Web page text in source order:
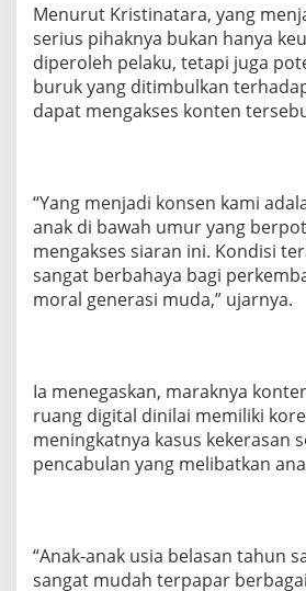
Menurut Kristinatara, yang
serius pihaknya bukan hanya
diperoleh pelaku, tetapi juga
buruk yang ditimbulkan
dapat mengakses konten
“Yang menjadi konsen kami
anak di bawah umur yang
mengakses siaran ini. Kondisi
sangat berbahaya bagi
moral generasi muda,” ujarnya.
Ia menegaskan, maraknya
ruang digital dinilai memiliki
meningkatnya kasus kekerasan
pencabulan yang melibatkan
“Anak-anak usia belasan tahun
sangat mudah terpapar